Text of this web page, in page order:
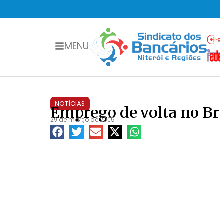
MENU
NOTÍCIAS
Emprego de volta no
29 de março de 2005